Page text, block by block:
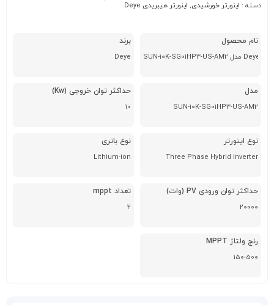
دسته : اینورتر خورشیدی, اینورتر هیبریدی Deye
نام محصول
برند
Deye
مدل
SUN-10K-SG01HP3-US-AM2
حداکثر توان خروجی (Kw)
10
نوع اینورتر
Three Phase Hybrid Inverter
نوع باتری
Lithium-ion
حداکثر توان ورودی PV (وات)
20000
تعداد mppt
2
رنج ولتاژ MPPT
150-500